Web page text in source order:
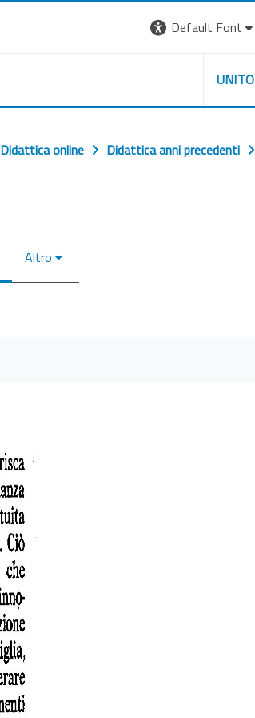
Default Font
UNITO
Didattica online Didattica anni precedenti
Altro